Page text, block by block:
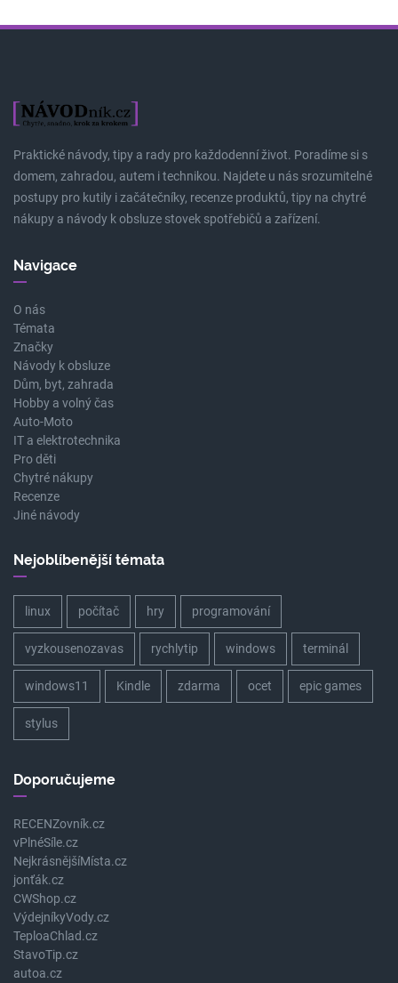
Praktické návody, tipy a rady pro každodenní život. Poradíme si s
domem, zahradou, autem i technikou. Najdete u nás srozumitelné
postupy pro kutily i začátečníky, recenze produktů, tipy na chytré
nákupy a návody k obsluze stovek spotřebičů a zařízení.
Navigace
O nás
Témata
Značky
Návody k obsluze
Dům, byt, zahrada
Hobby a volný čas
Auto-Moto
IT a elektrotechnika
Pro děti
Chytré nákupy
Recenze
Jiné návody
Nejoblíbenější témata
linux počítač hry programování
vyzkousenozavas rychlytip windows terminál
windows11 Kindle zdarma ocet epic games
stylus
Doporučujeme
RECENZovník.cz
vPlnéSíle.cz
NejkrásnějšíMísta.cz
jonťák.cz
CWShop.cz
VýdejníkyVody.cz
TeploaChlad.cz
StavoTip.cz
autoa.cz